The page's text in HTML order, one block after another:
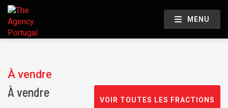
MENU
À vendre
À vendre
VOIR TOUTES LES FRACTIONS